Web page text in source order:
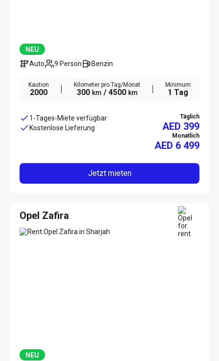
NEU
Auto
9 Person Benzin
Kaution
2000
Kilometer pro Tag/Monat
300 km / 4500 km
Minimum
1 Tag
1-Tages-Miete verfügbar
Kostenlose Lieferung
Täglich
AED 399
Monatlich
AED 6 499
Jetzt mieten
Opel Zafira
NEU